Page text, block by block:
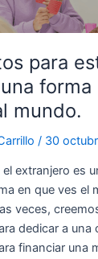
para
mundo.
/ 30
extranjero es
en que ves el
veces,
dedicar a una
financiar una